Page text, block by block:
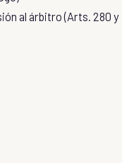
al árbitro (Arts. 280 y